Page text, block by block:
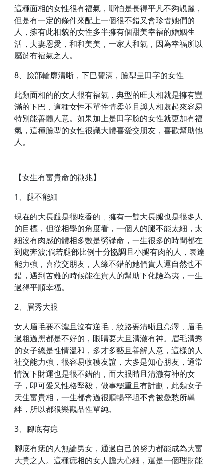
這種面相的女性很有福氣，哪怕是長得平凡不夠靚麗，
但是有一定的條件來配上一個很不錯又會珍惜她們的
人，擁有此相貌的女性多半擁有個甜美幸福的婚姻生
活，夫妻恩愛，和和美美，一家人和氣，因為幸福所以
屬於有福氣之人。
8、臉部輪廓清晰，下巴豐滿，臉型呈田字的女性
此類面相的的女人很有福氣，典型的旺夫相就是擁有豐
滿的下巴，這種女性不單性情柔並且與人相處起來容易
特別能善體人意。如果加上是田字臉的女性就更加有福
氣，這種臉型的女性很識大體喜愛交朋友，喜歡幫助他
人。
【女生有富貴命的徵兆】
1、腿不能細
現在的大長腿是很吃香的，擁有一雙大長腿也是很多人
的目標，但從相學的角度看，一個人的腿不能太細，太
細沒有肉感的體相多數是勞碌命，一生很多的時間都在
到處奔波;倘若腿部比例十分協調且小腿有肉的人，表達
能力強，喜歡交朋友，人緣不錯的她們貴人運自然也不
錯，遇到苦難的時候能在貴人的幫助下化險為夷，一生
過得平順幸福。
2、眉秀大眼
女人眉毛要不濃且沒有逆毛，紋路要清晰且亮澤，眉毛
過粗過黑都是不好的，眼睛要大且清澈有神。眉毛清秀
的女子總是性情溫和，多才多藝且善解人意，這樣的人
社交能力強，很容易收穫友誼，大多是知心朋友，通常
情況下財運也是很不錯的，而大眼睛且清澈有神的女
子，即可愛又性格堅毅，做事穩重且有計劃，此類女子
天生富貴相，一生都會過很順暢平坦不會被憂愁所羈
絆，所以都很樂觀品性單純。
3、腳底有痣
腳底有痣的人無論男女，通過自己的努力都能成為大富
大貴之人。這種痣相的女人膽大心細，還是一個理財能